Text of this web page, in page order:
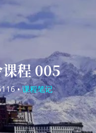
程 005
•课程笔记